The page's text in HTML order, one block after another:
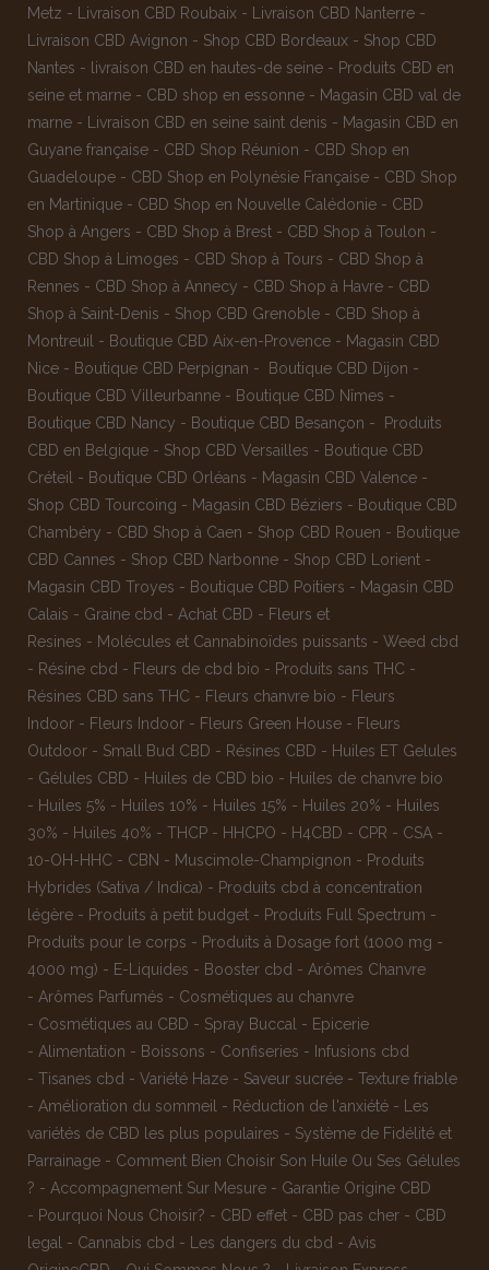
Metz - Livraison CBD Roubaix - Livraison CBD Nanterre -
Livraison CBD Avignon - Shop CBD Bordeaux - Shop CBD
Nantes - livraison CBD en hautes-de seine - Produits CBD en
seine et marne - CBD shop en essonne - Magasin CBD val de
marne - Livraison CBD en seine saint denis - Magasin CBD en
Guyane française - CBD Shop Réunion - CBD Shop en
Guadeloupe - CBD Shop en Polynésie Française - CBD Shop
en Martinique - CBD Shop en Nouvelle Calédonie - CBD
Shop à Angers - CBD Shop à Brest - CBD Shop à Toulon -
CBD Shop à Limoges - CBD Shop à Tours - CBD Shop à
Rennes - CBD Shop à Annecy - CBD Shop à Havre - CBD
Shop à Saint-Denis - Shop CBD Grenoble - CBD Shop à
Montreuil
- Boutique CBD Aix-en-Provence - Magasin CBD
Nice - Boutique CBD Perpignan - Boutique CBD Dijon -
Boutique CBD Villeurbanne - Boutique CBD Nîmes -
Boutique CBD Nancy - Boutique CBD Besançon -
Produits
CBD en Belgique - Shop CBD Versailles - Boutique CBD
Créteil
- Boutique CBD Orléans - Magasin CBD Valence -
Shop CBD Tourcoing - Magasin CBD Béziers - Boutique CBD
Chambéry - CBD Shop à Caen - Shop CBD Rouen - Boutique
CBD Cannes - Shop CBD Narbonne - Shop CBD Lorient -
Magasin CBD Troyes - Boutique CBD Poitiers - Magasin CBD
Calais - Graine cbd - Achat CBD - Fleurs et
Resines - Molécules et Cannabinoïdes puissants - Weed cbd
- Résine cbd - Fleurs de cbd bio - Produits sans THC -
Résines CBD sans THC - Fleurs chanvre bio - Fleurs
Indoor - Fleurs Indoor - Fleurs Green House - Fleurs
Outdoor - Small Bud CBD - Résines CBD - Huiles ET Gelules
- Gélules CBD - Huiles de CBD bio - Huiles de chanvre bio
- Huiles 5% - Huiles 10% - Huiles 15% - Huiles 20% - Huiles
30% - Huiles 40% - THCP - HHCPO - H4CBD - CPR - CSA -
10-OH-HHC - CBN - Muscimole-Champignon - Produits
Hybrides (Sativa / Indica) - Produits cbd à concentration
légère - Produits à petit budget - Produits Full Spectrum -
Produits pour le corps - Produits à Dosage fort (1000 mg -
4000 mg) - E-Liquides - Booster cbd - Arômes Chanvre
- Arômes Parfumés - Cosmétiques au chanvre
- Cosmétiques au CBD - Spray Buccal - Epicerie
- Alimentation - Boissons - Confiseries - Infusions cbd
- Tisanes cbd - Variété Haze - Saveur sucrée - Texture friable
- Amélioration du sommeil - Réduction de l'anxiété -
Les
variétés de CBD les plus populaires - Système de Fidélité et
Parrainage - Comment Bien Choisir Son Huile Ou Ses Gélules
? - Accompagnement Sur Mesure - Garantie Origine CBD
- Pourquoi Nous Choisir? - CBD effet - CBD pas cher - CBD
legal
- Cannabis cbd - Les dangers du cbd - Avis